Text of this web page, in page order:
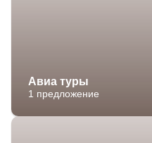
Авиа туры
1 предложение